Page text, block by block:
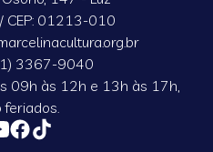
CEP: 01213-010
3367-9040
09h às 12h e 13h às 17h,
feriados.